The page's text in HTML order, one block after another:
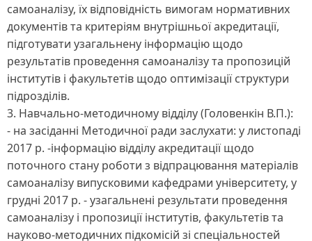
самоаналізу, їх відповідність вимогам нормативних
документів та критеріям внутрішньої акредитації,
підготувати узагальнену інформацію щодо
результатів проведення самоаналізу та пропозицій
інститутів і факультетів щодо оптимізації структури
підрозділів.
3. Навчально-методичному відділу (Головенкін В.П.):
- на засіданні Методичної ради заслухати: у листопаді
2017 р. -інформацію відділу акредитації щодо
поточного стану роботи з відпрацювання матеріалів
самоаналізу випусковими кафедрами університету, у
грудні 2017 р. - узагальнені результати проведення
самоаналізу і пропозиції інститутів, факультетів та
науково-методичних підкомісій зі спеціальностей